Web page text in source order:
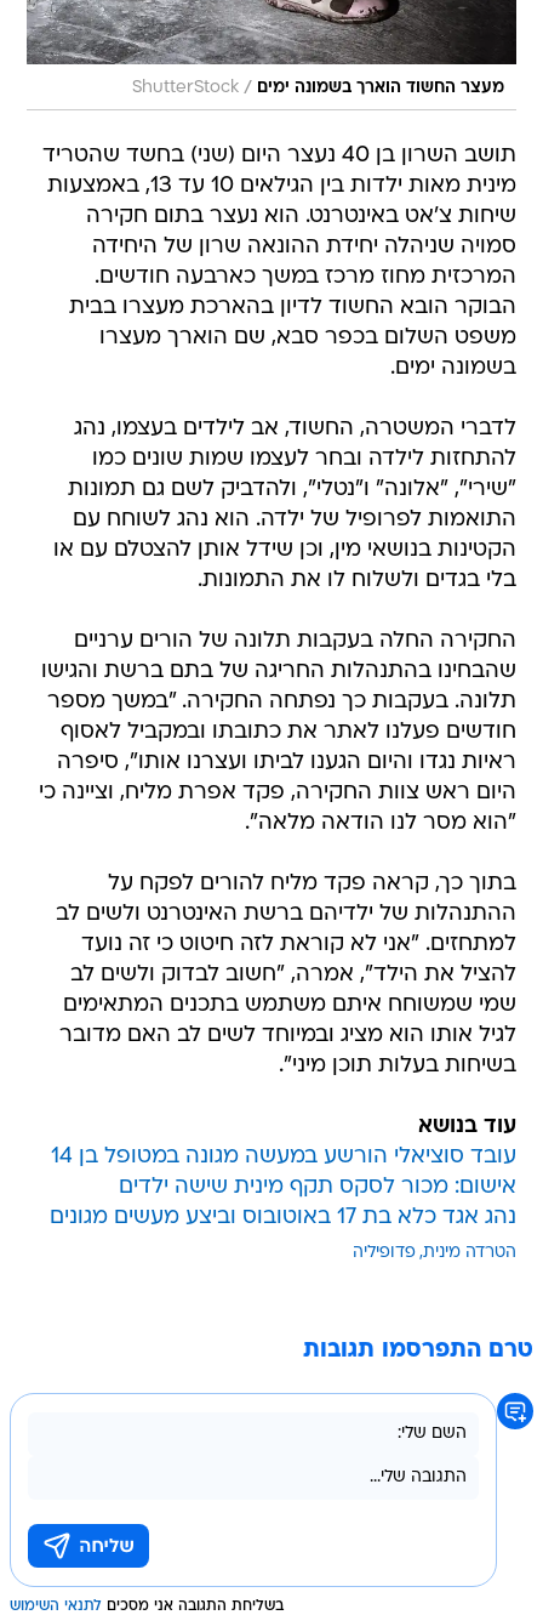
מעצר החשוד הוארך בשמונה ימים /
ShutterStock
תושב השרון בן 40 נעצר היום (שני) בחשד שהטריד
מינית מאות ילדות בין הגילאים 10 עד 13, באמצעות
שיחות צ'אט באינטרנט. הוא נעצר בתום חקירה
סמויה שניהלה יחידת ההונאה שרון של היחידה
המרכזית מחוז מרכז במשך כארבעה חודשים.
הבוקר הובא החשוד לדיון בהארכת מעצרו בבית
משפט השלום בכפר סבא, שם הוארך מעצרו
בשמונה ימים.
לדברי המשטרה, החשוד, אב לילדים בעצמו, נהג
להתחזות לילדה ובחר לעצמו שמות שונים כמו
"שירי", "אלונה" ו"נטלי", ולהדביק לשם גם תמונות
התואמות לפרופיל של ילדה. הוא נהג לשוחח עם
הקטינות בנושאי מין, וכן שידל אותן להצטלם עם או
בלי בגדים ולשלוח לו את התמונות.
החקירה החלה בעקבות תלונה של הורים ערניים
שהבחינו בהתנהלות החריגה של בתם ברשת והגישו
תלונה. בעקבות כך נפתחה החקירה. "במשך מספר
חודשים פעלנו לאתר את כתובתו ובמקביל לאסוף
ראיות נגדו והיום הגענו לביתו ועצרנו אותו", סיפרה
היום ראש צוות החקירה, פקד אפרת מליח, וציינה כי
"הוא מסר לנו הודאה מלאה".
בתוך כך, קראה פקד מליח להורים לפקח על
ההתנהלות של ילדיהם ברשת האינטרנט ולשים לב
למתחזים. "אני לא קוראת לזה חיטוט כי זה נועד
להציל את הילד", אמרה, "חשוב לבדוק ולשים לב
שמי שמשוחח איתם משתמש בתכנים המתאימים
לגיל אותו הוא מציג ובמיוחד לשים לב האם מדובר
בשיחות בעלות תוכן מיני".
עוד בנושא
עובד סוציאלי הורשע במעשה מגונה במטופל בן 14
אישום: מכור לסקס תקף מינית שישה ילדים
נהג אגד כלא בת 17 באוטובוס וביצע מעשים מגונים
הטרדה מינית פדופיליה
טרם התפרסמו תגובות
בשליחת התגובה אני מסכים לתנאי השימוש